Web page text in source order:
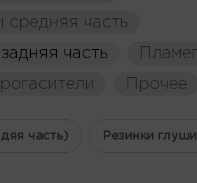
средняя часть
часть
Прочее
часть) Резинки